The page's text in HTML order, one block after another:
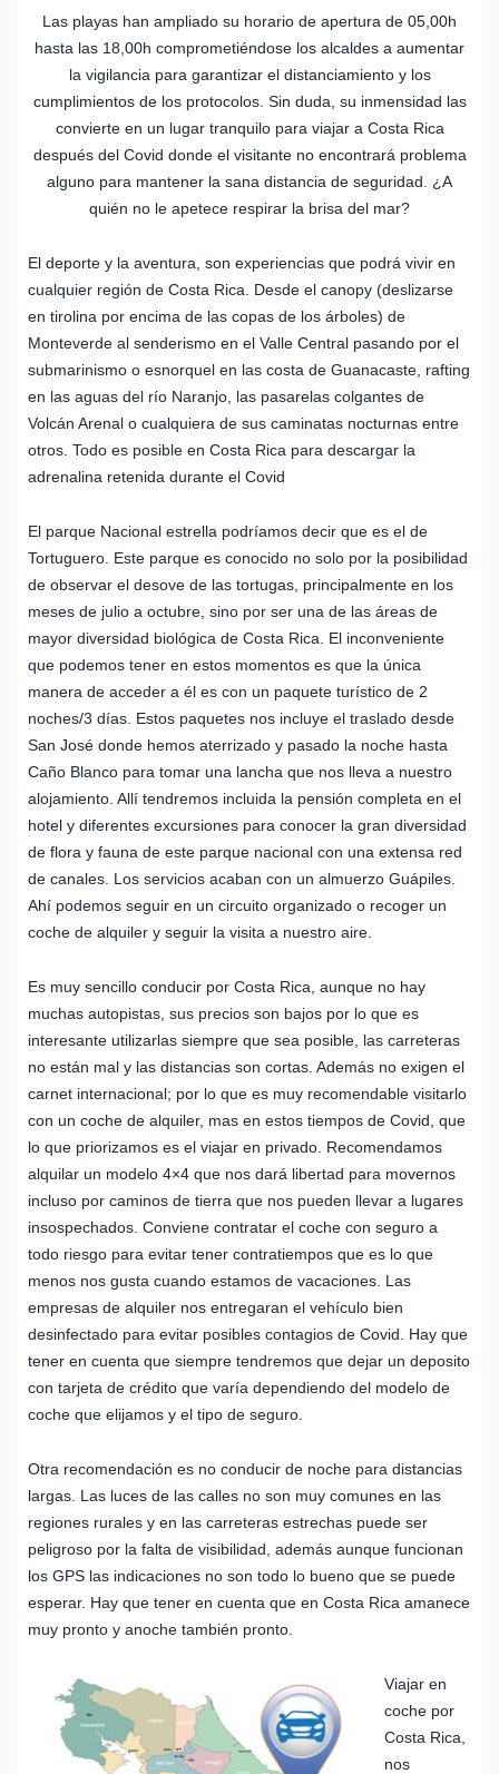
Las playas han ampliado su horario de apertura de 05,00h
hasta las 18,00h comprometiéndose los alcaldes a aumentar
la vigilancia para garantizar el distanciamiento y los
cumplimientos de los protocolos. Sin duda, su inmensidad las
convierte en un lugar tranquilo para viajar a Costa Rica
después del Covid donde el visitante no encontrará problema
alguno para mantener la sana distancia de seguridad. ¿A
quién no le apetece respirar la brisa del mar?
El deporte y la aventura, son experiencias que podrá vivir en
cualquier región de Costa Rica. Desde el canopy (deslizarse
en tirolina por encima de las copas de los árboles) de
Monteverde al senderismo en el Valle Central pasando por el
submarinismo o esnorquel en las costa de Guanacaste, rafting
en las aguas del río Naranjo, las pasarelas colgantes de
Volcán Arenal o cualquiera de sus caminatas nocturnas entre
otros. Todo es posible en Costa Rica para descargar la
adrenalina retenida durante el Covid
El parque Nacional estrella podríamos decir que es el de
Tortuguero. Este parque es conocido no solo por la posibilidad
de observar el desove de las tortugas, principalmente en los
meses de julio a octubre, sino por ser una de las áreas de
mayor diversidad biológica de Costa Rica. El inconveniente
que podemos tener en estos momentos es que la única
manera de acceder a él es con un paquete turístico de 2
noches/3 días. Estos paquetes nos incluye el traslado desde
San José donde hemos aterrizado y pasado la noche hasta
Caño Blanco para tomar una lancha que nos lleva a nuestro
alojamiento. Allí tendremos incluida la pensión completa en el
hotel y diferentes excursiones para conocer la gran diversidad
de flora y fauna de este parque nacional con una extensa red
de canales. Los servicios acaban con un almuerzo Guápiles.
Ahí podemos seguir en un circuito organizado o recoger un
coche de alquiler y seguir la visita a nuestro aire.
Es muy sencillo conducir por Costa Rica, aunque no hay
muchas autopistas, sus precios son bajos por lo que es
interesante utilizarlas siempre que sea posible, las carreteras
no están mal y las distancias son cortas. Además no exigen el
carnet internacional; por lo que es muy recomendable visitarlo
con un coche de alquiler, mas en estos tiempos de Covid, que
lo que priorizamos es el viajar en privado. Recomendamos
alquilar un modelo 4×4 que nos dará libertad para movernos
incluso por caminos de tierra que nos pueden llevar a lugares
insospechados. Conviene contratar el coche con seguro a
todo riesgo para evitar tener contratiempos que es lo que
menos nos gusta cuando estamos de vacaciones. Las
empresas de alquiler nos entregaran el vehículo bien
desinfectado para evitar posibles contagios de Covid. Hay que
tener en cuenta que siempre tendremos que dejar un deposito
con tarjeta de crédito que varía dependiendo del modelo de
coche que elijamos y el tipo de seguro.
Otra recomendación es no conducir de noche para distancias
largas. Las luces de las calles no son muy comunes en las
regiones rurales y en las carreteras estrechas puede ser
peligroso por la falta de visibilidad, además aunque funcionan
los GPS las indicaciones no son todo lo bueno que se puede
esperar. Hay que tener en cuenta que en Costa Rica amanece
muy pronto y anoche también pronto.
Viajar en
coche por
Costa Rica,
nos